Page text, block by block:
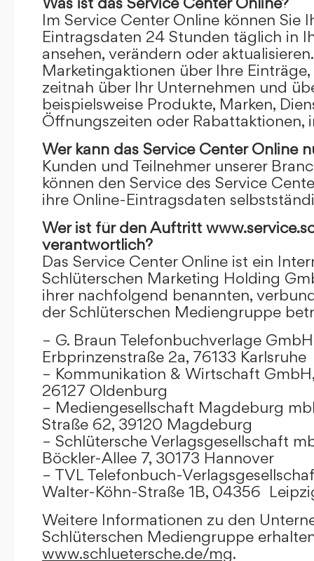
Im Service Center Online können Sie
Eintragsdaten 24 Stunden täglich in
ansehen, verändern oder
Marketingaktionen über Ihre
zeitnah über Ihr Unternehmen und
beispielsweise Produkte, Marken,
Öffnungszeiten oder Rabattaktionen,
Wer kann das Service Center Online
Kunden und Teilnehmer unserer
können den Service des Service
ihre Online-Eintragsdaten
Wer ist für den Auftritt
verantwortlich?
Das Service Center Online ist ein
Schlüterschen Marketing Holding
ihrer nachfolgend benannten,
der Schlüterschen Mediengruppe
– G. Braun Telefonbuchverlage GmbH
Erbprinzenstraße 2a, 76133 Karlsruhe
– Kommunikation & Wirtschaft
26127 Oldenburg
– Mediengesellschaft Magdeburg
Straße 62, 39120 Magdeburg
– Schlütersche Verlagsgesellschaft
Böckler-Allee 7, 30173 Hannover
– TVL Telefonbuch-
Walter-Köhn-Straße 1B, 04356
Weitere Informationen zu den
Schlüterschen Mediengruppe
www.schluetersche.de/mg.